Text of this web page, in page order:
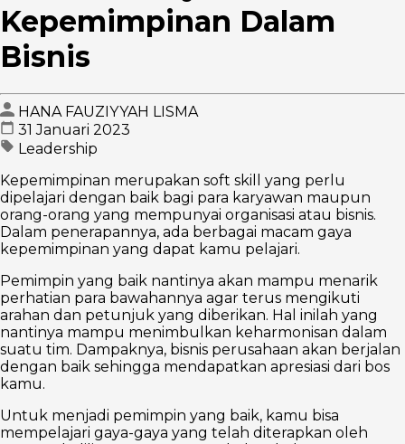
Kepemimpinan Dalam
Bisnis
HANA FAUZIYYAH LISMA
31 Januari 2023
Leadership
Kepemimpinan merupakan soft skill yang perlu
dipelajari dengan baik bagi para karyawan maupun
orang-orang yang mempunyai organisasi atau bisnis.
Dalam penerapannya, ada berbagai macam gaya
kepemimpinan yang dapat kamu pelajari.
Pemimpin yang baik nantinya akan mampu menarik
perhatian para bawahannya agar terus mengikuti
arahan dan petunjuk yang diberikan. Hal inilah yang
nantinya mampu menimbulkan keharmonisan dalam
suatu tim. Dampaknya, bisnis perusahaan akan berjalan
dengan baik sehingga mendapatkan apresiasi dari bos
kamu.
Untuk menjadi pemimpin yang baik, kamu bisa
mempelajari gaya-gaya yang telah diterapkan oleh